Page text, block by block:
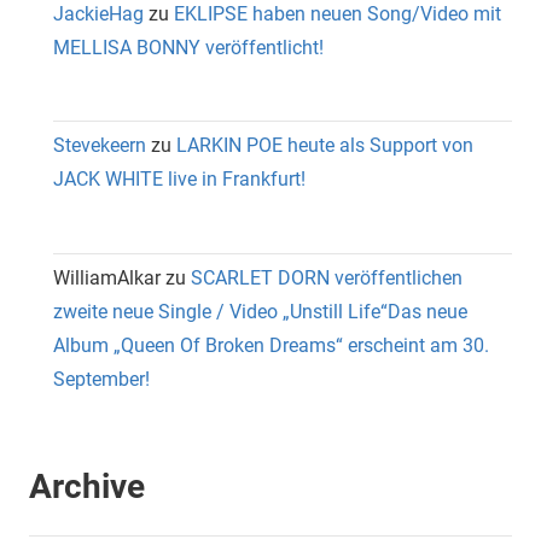
JackieHag zu EKLIPSE haben neuen Song/Video mit
MELLISA BONNY veröffentlicht!
Stevekeern zu LARKIN POE heute als Support von
JACK WHITE live in Frankfurt!
WilliamAlkarzu SCARLET DORN veröffentlichen
zweite neue Single / Video „Unstill Life“Das neue
Album „Queen Of Broken Dreams“ erscheint am 30.
September!
Archive